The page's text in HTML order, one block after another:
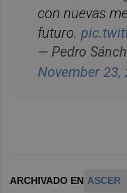
con nuevas
futuro.
— Pedro
November 23,
ARCHIVADO EN ASCER